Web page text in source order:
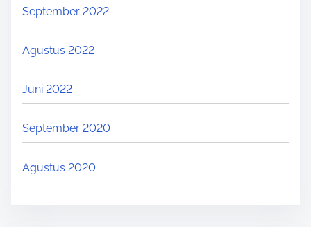
September 2022
Agustus 2022
Juni 2022
September 2020
Agustus 2020